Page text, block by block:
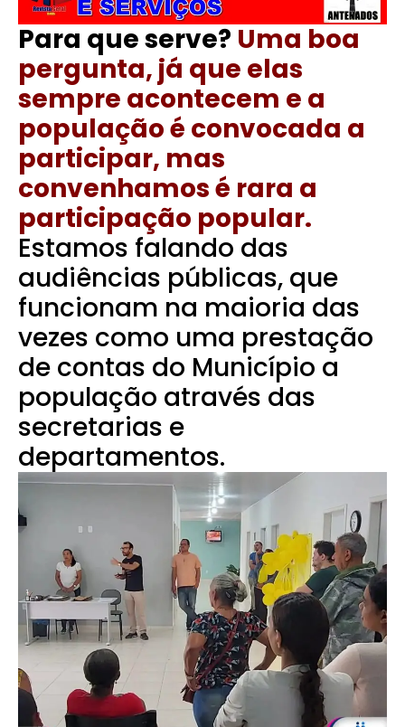
Para que serve? Uma boa
pergunta, já que elas
sempre acontecem e a
população é convocada a
participar, mas
convenhamos é rara a
participação popular.
Estamos falando das
audiências públicas, que
funcionam na maioria das
vezes como uma prestação
de contas do Município a
população através das
secretarias e
departamentos.